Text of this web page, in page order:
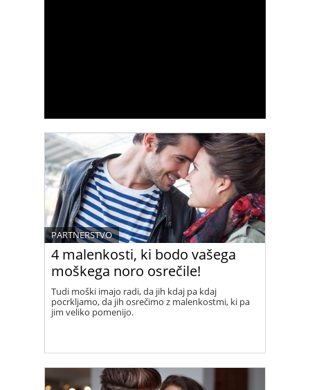
4 malenkosti, ki bodo vašega
moškega noro osrečile!
PARTNERSTVO
Tudi moški imajo radi, da jih kdaj pa kdaj
pocrkljamo, da jih osrečimo z malenkostmi, ki pa
jim veliko pomenijo.